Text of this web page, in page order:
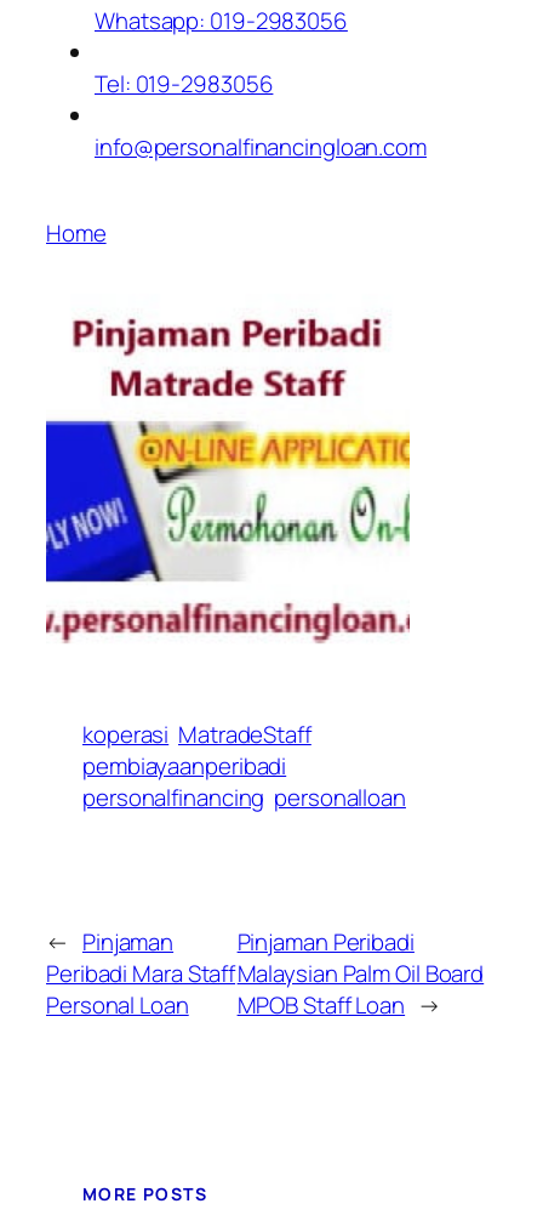
Whatsapp: 019-2983056
Tel: 019-2983056
info@personalfinancingloan.com
Home
koperasi MatradeStaff
pembiayaanperibadi
personalfinancing personalloan
← Pinjaman
Peribadi Mara Staff
Personal Loan
Pinjaman Peribadi
Malaysian Palm Oil Board
MPOB Staff Loan →
MORE POSTS